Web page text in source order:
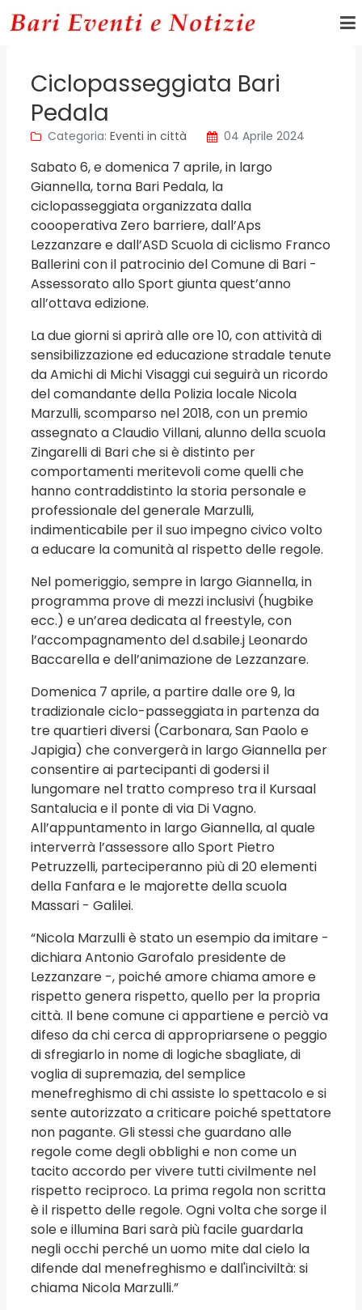
Ciclopasseggiata Bari
Pedala
Categoria: Eventi in città 04 Aprile 2024
Sabato 6, e domenica 7 aprile, in largo
Giannella, torna Bari Pedala, la
ciclopasseggiata organizzata dalla
coooperativa Zero barriere, dall’Aps
Lezzanzare e dall’ASD Scuola di ciclismo Franco
Ballerini con il patrocinio del Comune di Bari -
Assessorato allo Sport giunta quest’anno
all’ottava edizione.
La due giorni si aprirà alle ore 10, con attività di
sensibilizzazione ed educazione stradale tenute
da Amichi di Michi Visaggi cui seguirà un ricordo
del comandante della Polizia locale Nicola
Marzulli, scomparso nel 2018, con un premio
assegnato a Claudio Villani, alunno della scuola
Zingarelli di Bari che si è distinto per
comportamenti meritevoli come quelli che
hanno contraddistinto la storia personale e
professionale del generale Marzulli,
indimenticabile per il suo impegno civico volto
a educare la comunità al rispetto delle regole.
Nel pomeriggio, sempre in largo Giannella, in
programma prove di mezzi inclusivi (hugbike
ecc.) e un’area dedicata al freestyle, con
l’accompagnamento del d.sabile.j Leonardo
Baccarella e dell’animazione de Lezzanzare.
Domenica 7 aprile, a partire dalle ore 9, la
tradizionale ciclo-passeggiata in partenza da
tre quartieri diversi (Carbonara, San Paolo e
Japigia) che convergerà in largo Giannella per
consentire ai partecipanti di godersi il
lungomare nel tratto compreso tra il Kursaal
Santalucia e il ponte di via Di Vagno.
All’appuntamento in largo Giannella, al quale
interverrà l’assessore allo Sport Pietro
Petruzzelli, parteciperanno più di 20 elementi
della Fanfara e le majorette della scuola
Massari - Galilei.
“Nicola Marzulli è stato un esempio da imitare -
dichiara Antonio Garofalo presidente de
Lezzanzare -, poiché amore chiama amore e
rispetto genera rispetto, quello per la propria
città. Il bene comune ci appartiene e perciò va
difeso da chi cerca di appropriarsene o peggio
di sfregiarlo in nome di logiche sbagliate, di
voglia di supremazia, del semplice
menefreghismo di chi assiste lo spettacolo e si
sente autorizzato a criticare poiché spettatore
non pagante. Gli stessi che guardano alle
regole come degli obblighi e non come un
tacito accordo per vivere tutti civilmente nel
rispetto reciproco. La prima regola non scritta
è il rispetto delle regole. Ogni volta che sorge il
sole e illumina Bari sarà più facile guardarla
negli occhi perché un uomo mite dal cielo la
difende dal menefreghismo e dall'inciviltà: si
chiama Nicola Marzulli.”